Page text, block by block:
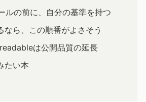
ルの前に、自分の基準を持つ
なら、この順番がよさそう
は公開品質の延長
たい本